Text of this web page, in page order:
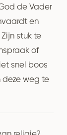
de Vader
en
stuk te
of
snel boos
weg te